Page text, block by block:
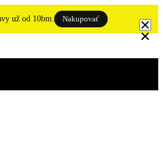
už od 10bm. Nakupovať